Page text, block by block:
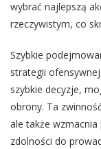
wybrać najlepszą
rzeczywistym, co
Szybkie
strategii
szybkie decyzje,
obrony. Ta
ale także
zdolności do